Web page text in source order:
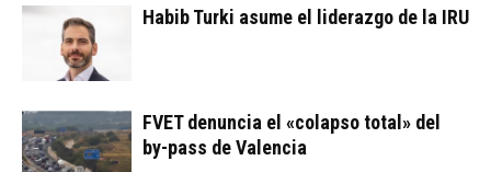
Habib Turki asume el liderazgo de la IRU
FVET denuncia el «colapso total» del
by-pass de Valencia